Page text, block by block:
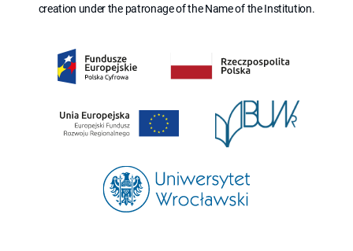
creation under the patronage of the Name of the Institution.